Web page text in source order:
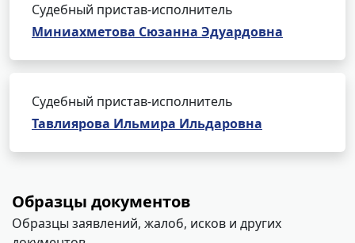
Судебный пристав-исполнитель
Миниахметова Сюзанна Эдуардовна
Судебный пристав-исполнитель
Тавлиярова Ильмира Ильдаровна
Образцы документов
Образцы заявлений, жалоб, исков и других